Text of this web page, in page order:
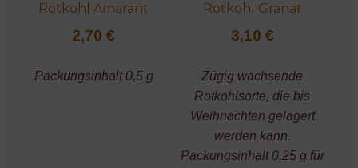
Rotkohl Amarant
2,70€
Packungsinhalt 0,5 g
Rotkohl Granat
3,10 €
Zügig wachsende
Rotkohlsorte, die bis
Weihnachten gelagert
werden kann.
Packungsinhalt 0,25 g für